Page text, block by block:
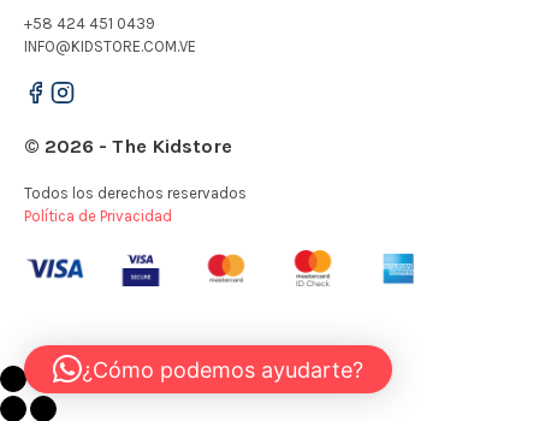
+58 424 451 0439
INFO@KIDSTORE.COM.VE
© 2026 - The Kidstore
Todos los derechos reservados
Política de Privacidad
¿Cómo podemos ayudarte?